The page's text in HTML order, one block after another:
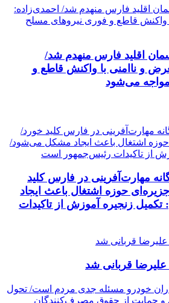
اقلید فارس منهدم شد/
و ناامنی با واکنش قاطع و
می‌شود
مهارت‌آفرینی در فارس کلید
حوزه اشتغال باعث ایجاد
زنجیره آموزش از تاکیدات
قربانی شد